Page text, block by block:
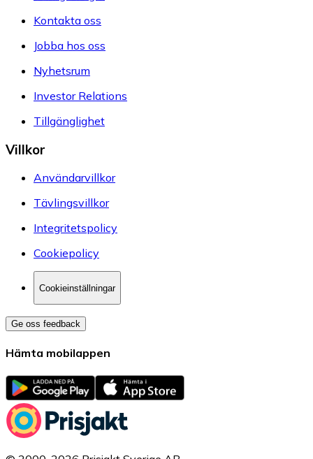
Kontakta oss
Jobba hos oss
Nyhetsrum
Investor Relations
Tillgänglighet
Villkor
Användarvillkor
Tävlingsvillkor
Integritetspolicy
Cookiepolicy
Cookieinställningar
Ge oss feedback
Hämta mobilappen